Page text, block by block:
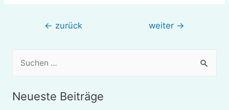
Beitragsnavigation
← zurück weiter →
Neueste Beiträge